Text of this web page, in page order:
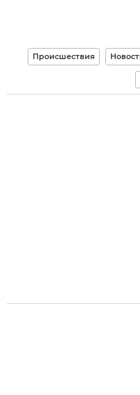
Происшествия